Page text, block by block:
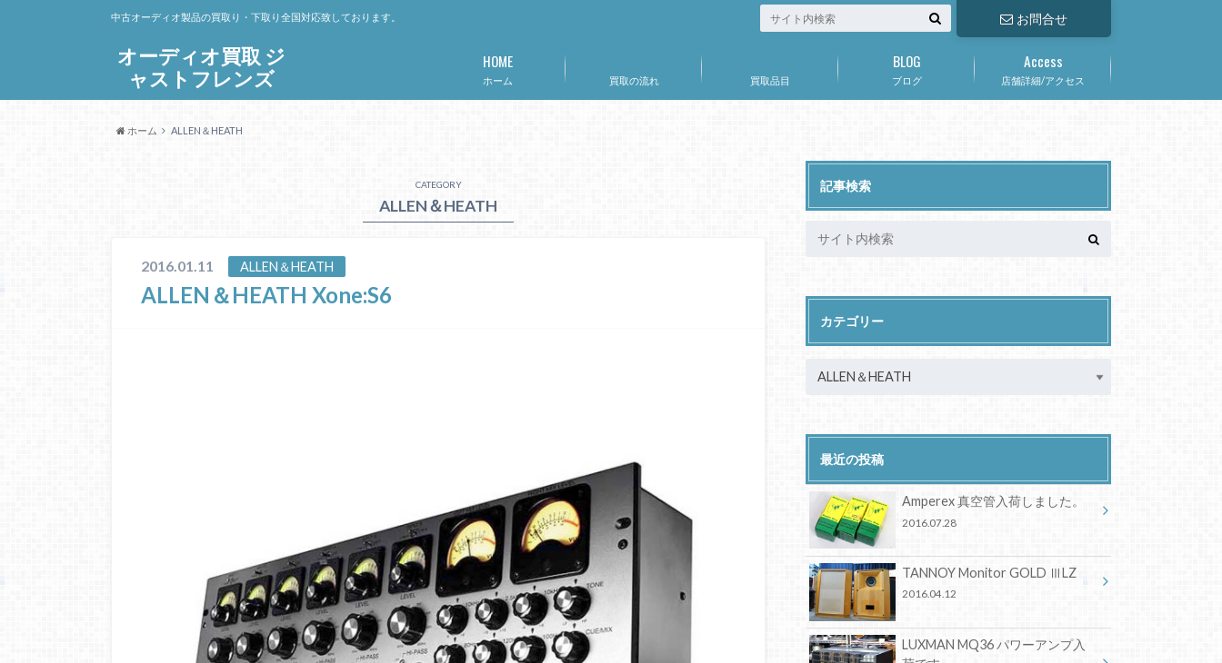
オーディオ買取 ジ
ャストフレンズ
中古オーディオ製品の買取り・下取り全国対応致しております。 お問合せ
ホーム
HOME
買取の流れ 買取品目 ブログ
BLOG
店舗詳細/アクセス
Access
ホーム ALLEN＆HEATH
CATEGORY
ALLEN＆HEATH
2016.01.11 ALLEN＆HEATH
ALLEN＆HEATH Xone:S6
記事検索
カテゴリー
最近の投稿
Amperex 真空管入荷しました。
2016.07.28
TANNOY Monitor GOLD ⅢLZ
2016.04.12
LUXMAN MQ36 パワーアンプ入